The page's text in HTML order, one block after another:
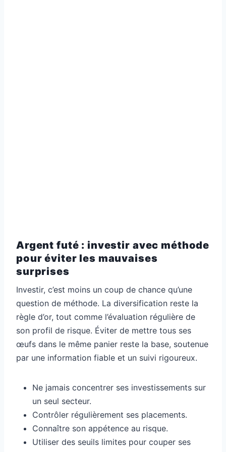
Argent futé : investir avec méthode
pour éviter les mauvaises
surprises
Investir, c’est moins un coup de chance qu’une
question de méthode. La diversification reste la
règle d’or, tout comme l’évaluation régulière de
son profil de risque. Éviter de mettre tous ses
œufs dans le même panier reste la base, soutenue
par une information fiable et un suivi rigoureux.
Ne jamais concentrer ses investissements sur
un seul secteur.
Contrôler régulièrement ses placements.
Connaître son appétence au risque.
Utiliser des seuils limites pour couper ses